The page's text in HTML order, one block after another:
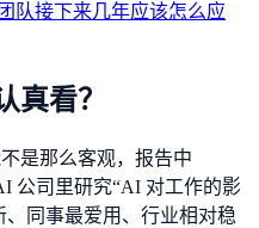
队接下来几年应该怎么应
真看？
是那么客观，报告中
公司里研究“AI 对工作的影
、同事最爱用、行业相对稳